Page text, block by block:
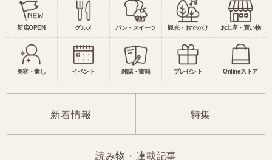
新店OPEN グルメ パン・スイーツ 観光・おでかけ お土産・買い物
美容・癒し イベント 雑誌・書籍 プレゼント Onlineストア
新着情報 特集
読み物・連載記事